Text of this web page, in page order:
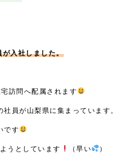
入社しました。
訪問へ配属されます
員が山梨県に集まっています。
です
うとしています （早い ）